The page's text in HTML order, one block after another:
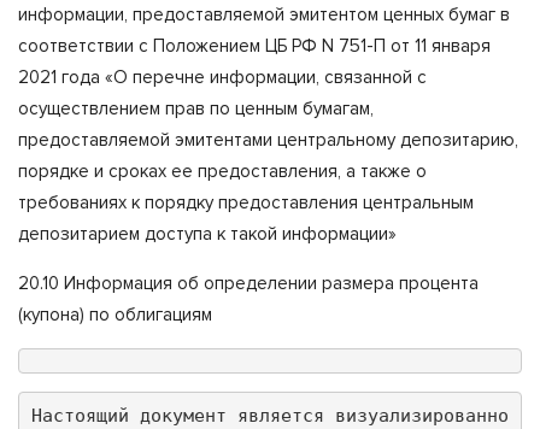
информации, предоставляемой эмитентом ценных бумаг в
соответствии с Положением ЦБ РФ N 751-П от 11 января
2021 года «О перечне информации, связанной с
осуществлением прав по ценным бумагам,
предоставляемой эмитентами центральному депозитарию,
порядке и сроках ее предоставления, а также о
требованиях к порядку предоставления центральным
депозитарием доступа к такой информации»
20.10 Информация об определении размера процента
(купона) по облигациям
Настоящий документ является визуализированно